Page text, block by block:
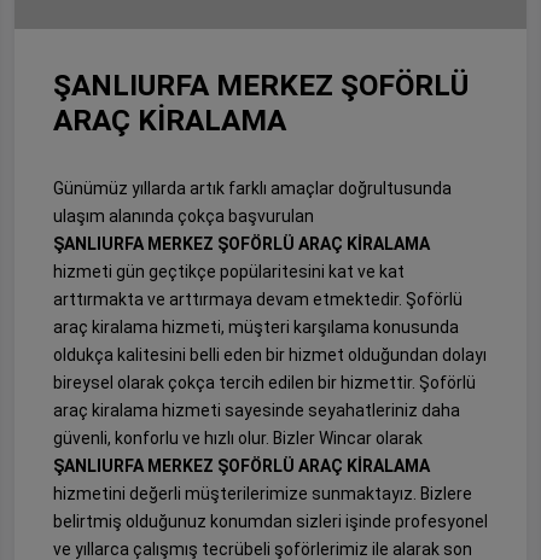
ŞANLIURFA MERKEZ ŞOFÖRLÜ
ARAÇ KİRALAMA
Günümüz yıllarda artık farklı amaçlar doğrultusunda
ulaşım alanında çokça başvurulan
ŞANLIURFA MERKEZ ŞOFÖRLÜ ARAÇ KİRALAMA
hizmeti gün geçtikçe popülaritesini kat ve kat
arttırmakta ve arttırmaya devam etmektedir. Şoförlü
araç kiralama hizmeti, müşteri karşılama konusunda
oldukça kalitesini belli eden bir hizmet olduğundan dolayı
bireysel olarak çokça tercih edilen bir hizmettir. Şoförlü
araç kiralama hizmeti sayesinde seyahatleriniz daha
güvenli, konforlu ve hızlı olur. Bizler Wincar olarak
ŞANLIURFA MERKEZ ŞOFÖRLÜ ARAÇ KİRALAMA
hizmetini değerli müşterilerimize sunmaktayız. Bizlere
belirtmiş olduğunuz konumdan sizleri işinde profesyonel
ve yıllarca çalışmış tecrübeli şoförlerimiz ile alarak son